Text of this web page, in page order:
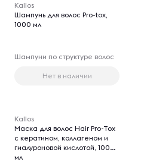
Kallos
Шампунь для волос Pro-tox,
1000 мл
Шампуни по структуре волос
Нет в наличии
Kallos
Маска для волос Hair Pro-Tox
с кератином, коллагеном и
гиалуроновой кислотой, 1000
мл